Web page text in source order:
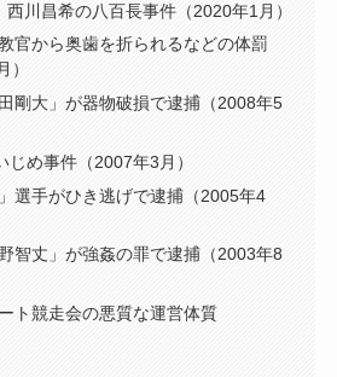
西川昌希の八百長事件（2020年1月）
官から奥歯を折られるなどの体罰
）
剛大」が器物破損で逮捕（2008年5
じめ事件（2007年3月）
選手がひき逃げで逮捕（2005年4
智丈」が強姦の罪で逮捕（2003年8
ト競走会の悪質な運営体質